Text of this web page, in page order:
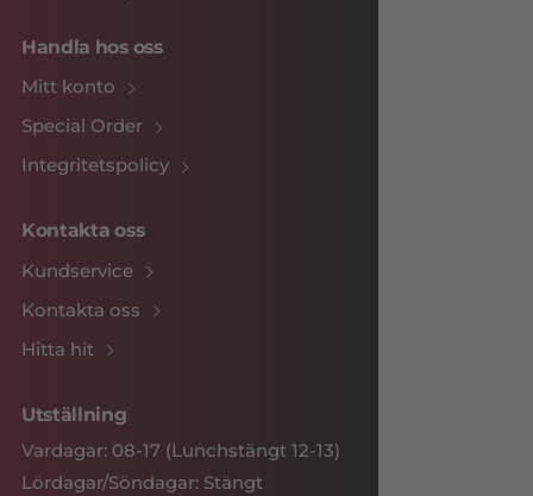
Handla hos oss
Mitt konto
Special Order
Integritetspolicy
Kontakta oss
Kundservice
Kontakta oss
Hitta hit
Utställning
Vardagar: 08-17 (Lunchstängt 12-13)
Lördagar/Söndagar: Stängt